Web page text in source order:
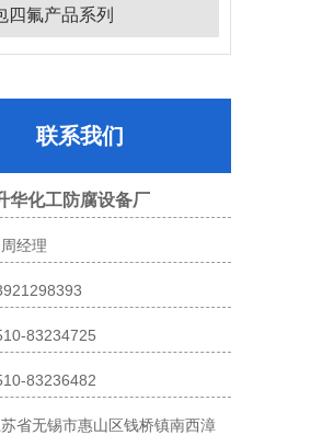
四氟产品系列
联系我们
华化工防腐设备厂
经理
83234725
83236482
省无锡市惠山区钱桥镇南西漳